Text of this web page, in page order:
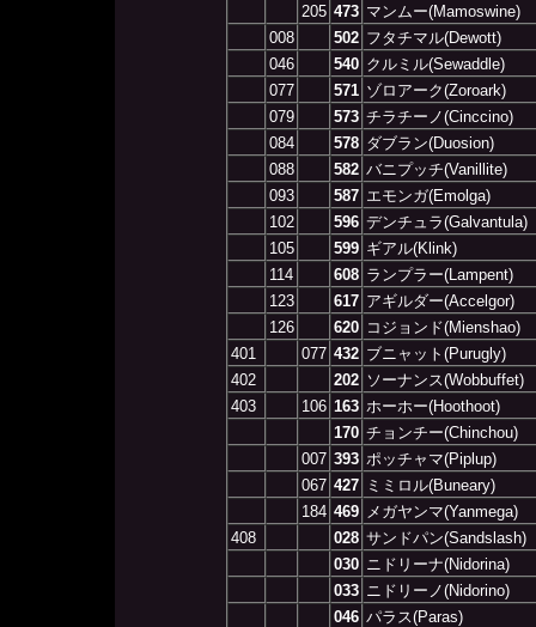
205 473 マンムー(Mamoswine)
008
502 フタチマル(Dewott)
046
540 クルミル(Sewaddle)
077
571 ゾロアーク(Zoroark)
079
573 チラチーノ(Cinccino)
084
578 ダブラン(Duosion)
088
582 バニプッチ(Vanillite)
093
587 エモンガ(Emolga)
102
596 デンチュラ(Galvantula)
105
599 ギアル(Klink)
114
608 ランプラー(Lampent)
123
617 アギルダー(Accelgor)
126
620 コジョンド(Mienshao)
401
077 432 ブニャット(Purugly)
402
202 ソーナンス(Wobbuffet)
403
106 163 ホーホー(Hoothoot)
170 チョンチー(Chinchou)
007 393 ポッチャマ(Piplup)
067 427
ミミロル(Buneary)
184 469
メガヤンマ(Yanmega)
408
028 サンドパン(Sandslash)
030 ニドリーナ(Nidorina)
033 ニドリーノ(Nidorino)
046 パラス(Paras)